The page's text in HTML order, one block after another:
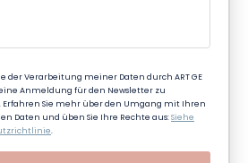
der Verarbeitung meiner Daten durch ART GE
Anmeldung für den Newsletter zu
Erfahren Sie mehr über den Umgang mit Ihren
Daten und üben Sie Ihre Rechte aus:Siehe
.